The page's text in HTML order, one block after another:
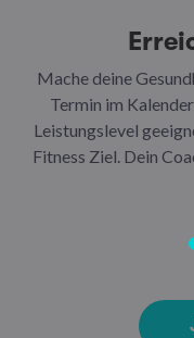
Mache deine
Termin im
Leistungslevel
Fitness Ziel. Dein